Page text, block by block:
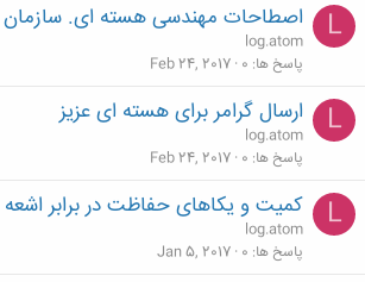
L اصطاحات مهندسی هسته ای. سازمان
log.atom
پاسخ ها 0
Feb 24, 2017
L ارسال گرامر برای هسته ای عزیز
log.atom
پاسخ ها 0
Feb 24, 2017
L کمیت و یکاهای حفاظت در برابر اشعه
log.atom
پاسخ ها 0
Jan 5, 2017